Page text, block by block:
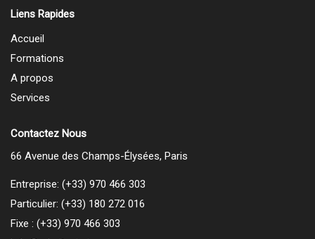
Liens Rapides
Accueil
Formations
A propos
Services
Contactez Nous
66 Avenue des Champs-Élysées, Paris
Entreprise: (+33) 970 466 303
Particulier: (+33) 180 272 016
Fixe : (+33) 970 466 303